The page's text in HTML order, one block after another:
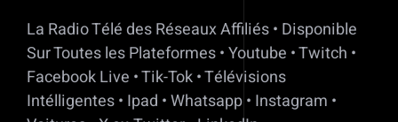
La Radio Télé des Réseaux Affiliés • Disponible
Sur Toutes les Plateformes • Youtube • Twitch •
Facebook Live • Tik-Tok • Télévisions
Intélligentes • Ipad • Whatsapp • Instagram •